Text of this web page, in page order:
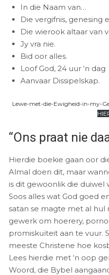
In die Naam van…
Die vergifnis, genesing
Die wierook altaar van
Jy vra nie.
Bid oor alles.
Loof God, 24 uur ‘n dag
Aanvaar Dissipelskap.
Lewe-met-die-Ewigheid-in-my-
“Ons praat nie
Hierdie boekie gaan oor
Almal doen dit, maar
is dit gewoonlik die duiwel
Soos alles wat God goed
satan se magte met al hul
gewerk om hoerery,
promiskuïteit aan te vuur.
meeste Christene hoe
Lees hierdie met ‘n oop
Woord, die Bybel